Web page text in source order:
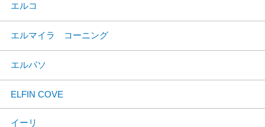
エルコ
エルマイラ コーニング
エルパソ
ELFIN COVE
イーリ